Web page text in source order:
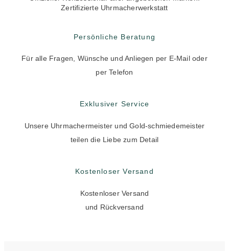
Zertifizierte Uhrmacherwerkstatt
Persönliche Beratung
Für alle Fragen, Wünsche und Anliegen per E-Mail oder
per Telefon
Exklusiver Service
Unsere Uhrmachermeister und Gold-schmiedemeister
teilen die Liebe zum Detail
Kostenloser Versand
Kostenloser Versand
und Rückversand